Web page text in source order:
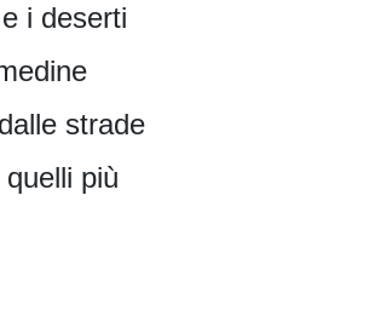
i deserti
strade
più